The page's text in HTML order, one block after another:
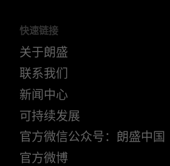
快速链接
关于朗盛
联系我们
新闻中心
可持续发展
官方微信公众号：朗盛中国
官方微博